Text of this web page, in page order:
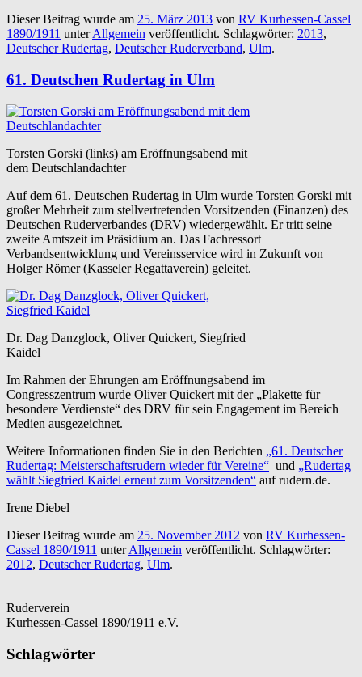
Dieser Beitrag wurde am 25. März 2013 von RV Kurhessen-Cassel
1890/1911 unterAllgemein veröffentlicht. Schlagwörter: 2013,
Deutscher Rudertag, Deutscher Ruderverband, Ulm.
61. Deutschen Rudertag in Ulm
Torsten Gorski (links) am Eröffnungsabend mit
dem Deutschlandachter
Auf dem 61. Deutschen Rudertag in Ulm wurde Torsten Gorski mit
großer Mehrheit zum stellvertretenden Vorsitzenden (Finanzen) des
Deutschen Ruderverbandes (DRV) wiedergewählt. Er tritt seine
zweite Amtszeit im Präsidium an. Das Fachressort
Verbandsentwicklung und Vereinsservice wird in Zukunft von
Holger Römer (Kasseler Regattaverein) geleitet.
Dr. Dag Danzglock, Oliver Quickert, Siegfried
Kaidel
Im Rahmen der Ehrungen am Eröffnungsabend im
Congresszentrum wurde Oliver Quickert mit der „Plakette für
besondere Verdienste“ des DRV für sein Engagement im Bereich
Medien ausgezeichnet.
Weitere Informationen finden Sie in den Berichten „61. Deutscher
Rudertag: Meisterschaftsrudern wieder für Vereine“ und „Rudertag
wählt Siegfried Kaidel erneut zum Vorsitzenden“ auf rudern.de.
Irene Diebel
Dieser Beitrag wurde am 25. November 2012 von RV Kurhessen-
Cassel 1890/1911 unterAllgemein veröffentlicht. Schlagwörter:
2012, Deutscher Rudertag, Ulm.
Ruderverein
Kurhessen-Cassel 1890/1911 e.V.
Schlagwörter